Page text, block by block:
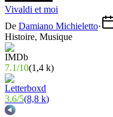
Vivaldi et moi
De Damiano Michieletto·
Histoire, Musique
7.1/10(1,4 k)
3.6/5(8,8 k)